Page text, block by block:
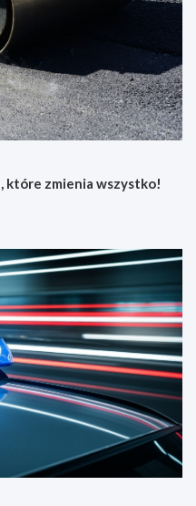
które zmienia wszystko!